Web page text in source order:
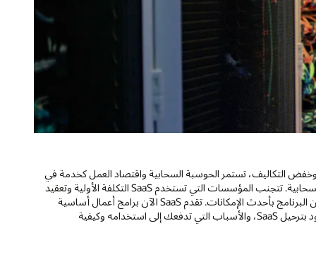
التكاليف، تستمر الحوسبة السحابية واقتصاد العمل كخدمة في
اكتساب الزخم. البرامج كخدمة (SaaS) هي الأكثر اعتمادًا من مقاطع الحوسبة السحابية. تتجنب المؤسسات التي تستخدم SaaS التكلفة الأولية وتعقيد
امتلاك التطبيقات الخاصة بها وصيانتها مع العلم بأنها تستخدم أحدث إصدار من البرنامج بأحدث الإمكانات. تقدم SaaS الآن برامج أعمال أساسية
تُستخدم لتشغيل العمليات للعديد من أكبر الشركات في العالم. فهم ما المقصود بترحيل SaaS، والأسباب التي تدفعك إلى استخدامه وكيفية